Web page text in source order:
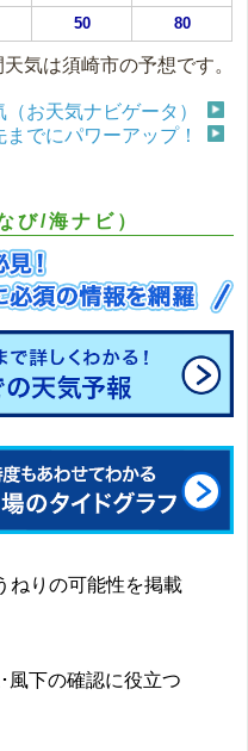
50 80
気は須崎市の予想です。
お天気ナビゲータ）
でにパワーアップ！
び/海ナビ）
ねりの可能性を掲載
風下の確認に役立つ